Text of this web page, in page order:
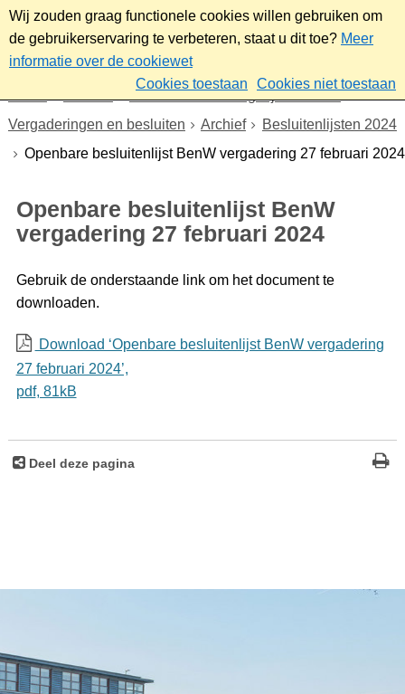
Wij zouden graag functionele cookies willen gebruiken om
de gebruikerservaring te verbeteren, staat u dit toe? Meer
informatie over de cookiewet
Cookies toestaan
Cookies niet toestaan
Gemeenteraad/Dagelijks bestuur
Vergaderingen en besluiten
Archief
Besluitenlijsten 2024
Openbare besluitenlijst BenW vergadering 27 februari 2024
Openbare besluitenlijst BenW
vergadering 27 februari 2024
Gebruik de onderstaande link om het document te
downloaden.
Download ‘Openbare besluitenlijst BenW vergadering
27 februari 2024’,
pdf, 81kB
Deel deze pagina